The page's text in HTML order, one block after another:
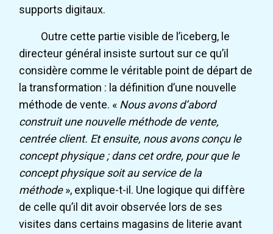
supports digitaux.
Outre cette partie visible de l’iceberg, le
directeur général insiste surtout sur ce qu’il
considère comme le véritable point de départ de
la transformation : la définition d’une nouvelle
méthode de vente. « Nous avons d’abord
construit une nouvelle méthode de vente,
centrée client. Et ensuite, nous avons conçu le
concept physique ; dans cet ordre, pour que le
concept physique soit au service de la
méthode», explique-t-il. Une logique qui diffère
de celle qu’il dit avoir observée lors de ses
visites dans certains magasins de literie avant